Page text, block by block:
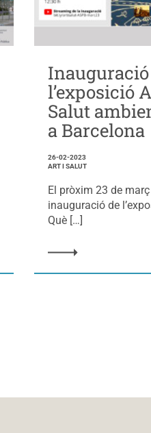
Inauguració
l’exposició
Salut
a Barcelona
26-02-2023
ART I SALUT
El pròxim 23 de
inauguració de
Què […]